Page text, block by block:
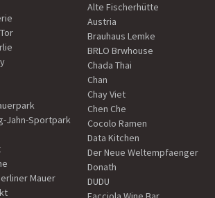
Jahn-Sportpark
Mauer
Alte Fischerhütte
Austria
Brauhaus Lemke
BRLO Brwhouse
Chada Thai
Chan
Chay Viet
Chen Che
Cocolo Ramen
Data Kitchen
Der Neue Weltempfaenger
Donath
DUDU